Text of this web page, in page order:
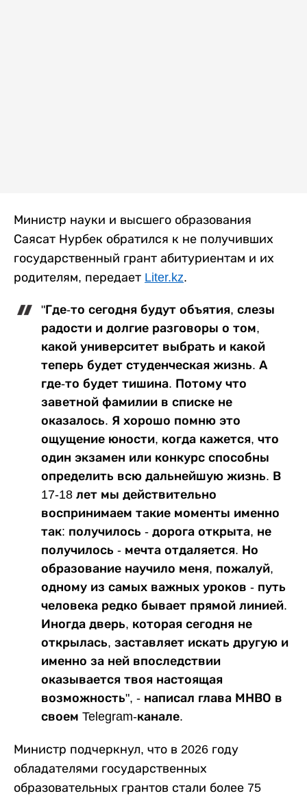
Министр науки и высшего образования
Саясат Нурбек обратился к не получивших
государственный грант абитуриентам и их
родителям, передает Liter.kz.
"Где-то сегодня будут объятия, слезы
радости и долгие разговоры о том,
какой университет выбрать и какой
теперь будет студенческая жизнь. А
где-то будет тишина. Потому что
заветной фамилии в списке не
оказалось. Я хорошо помню это
ощущение юности, когда кажется, что
один экзамен или конкурс способны
определить всю дальнейшую жизнь. В
17-18 лет мы действительно
воспринимаем такие моменты именно
так: получилось - дорога открыта, не
получилось - мечта отдаляется. Но
образование научило меня, пожалуй,
одному из самых важных уроков - путь
человека редко бывает прямой линией.
Иногда дверь, которая сегодня не
открылась, заставляет искать другую и
именно за ней впоследствии
оказывается твоя настоящая
возможность", - написал глава МНВО в
своем Telegram-канале.
Министр подчеркнул, что в 2026 году
обладателями государственных
образовательных грантов стали более 75